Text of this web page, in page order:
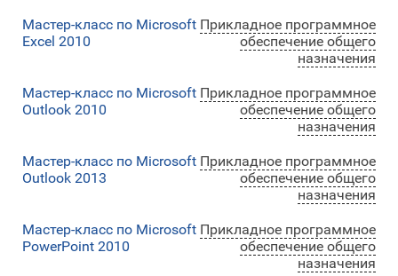
Мастер-класс по Microsoft
Excel 2010
Прикладное программное
обеспечение общего
назначения
Мастер-класс по Microsoft
Outlook 2010
Прикладное программное
обеспечение общего
назначения
Мастер-класс по Microsoft
Outlook 2013
Прикладное программное
обеспечение общего
назначения
Мастер-класс по Microsoft
PowerPoint 2010
Прикладное программное
обеспечение общего
назначения